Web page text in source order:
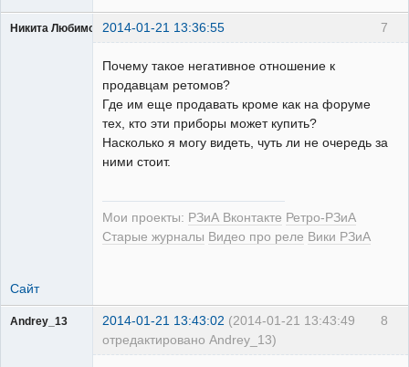
7
Никита Любимов 2014-01-21 13:36:55
Почему такое негативное отношение к
продавцам ретомов?
Где им еще продавать кроме как на форуме
тех, кто эти приборы может купить?
Насколько я могу видеть, чуть ли не очередь за
ними стоит.
Мои проекты: РЗиА Вконтакте Ретро-РЗиА
Старые журналы Видео про реле Вики РЗиА
Сайт
8
Andrey_13 2014-01-21 13:43:02 (2014-01-21 13:43:49
отредактировано Andrey_13)